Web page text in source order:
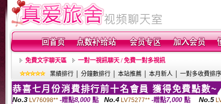
免費文字聊天區
一對一視訊聊天 / 免費一對多視訊
業績排行
分鐘數排行 本站推薦 本月新人 一對多收費排序
恭喜七月份消費排行前十名會員 獲得免費點數~
No.3 LV76098** -贈點8,000 點 No.4 LV75277** -贈點7,000 點 No.5